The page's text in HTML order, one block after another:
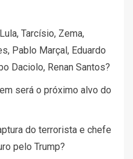
Tarcísio, Zema,
Pablo Marçal, Eduardo
Daciolo, Renan Santos?
será o próximo alvo do
do terrorista e chefe
pelo Trump?